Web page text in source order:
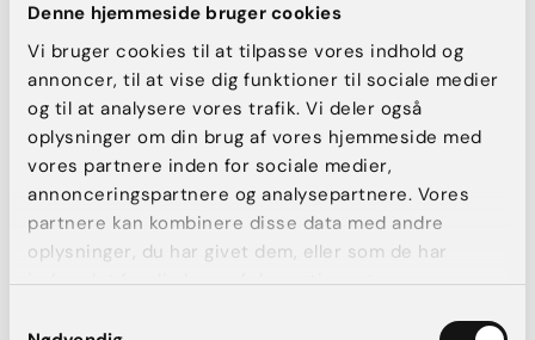
Denne hjemmeside bruger cookies
Vi bruger cookies til at tilpasse vores indhold og
annoncer, til at vise dig funktioner til sociale medier
og til at analysere vores trafik. Vi deler også
oplysninger om din brug af vores hjemmeside med
vores partnere inden for sociale medier,
annonceringspartnere og analysepartnere. Vores
partnere kan kombinere disse data med andre
oplysninger, du har givet dem, eller som de har
indsamlet fra din brug af deres tjenester.
Screening modermærkekræft –
hele kroppen
2.500 kr.
Book konsultation